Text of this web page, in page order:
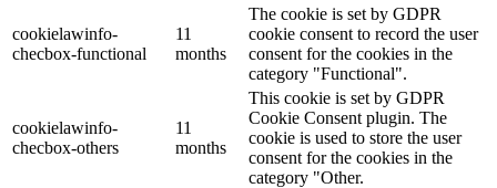
cookielawinfo-
checbox-functional
11
months
The cookie is set by GDPR
cookie consent to record the user
consent for the cookies in the
category "Functional".
cookielawinfo-
checbox-others
11
months
This cookie is set by GDPR
Cookie Consent plugin. The
cookie is used to store the user
consent for the cookies in the
category "Other.